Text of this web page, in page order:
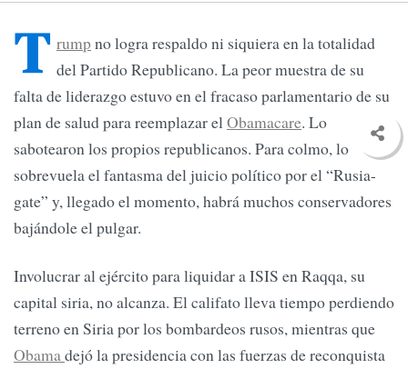
T rumpno logra respaldo ni siquiera en la totalidad
del Partido Republicano. La peor muestra de su
falta de liderazgo estuvo en el fracaso parlamentario de su
plan de salud para reemplazar elObamacare. Lo
sabotearon los propios republicanos. Para colmo, lo
sobrevuela el fantasma del juicio político por el “Rusia-
gate” y, llegado el momento, habrá muchos conservadores
bajándole el pulgar.
Involucrar al ejército para liquidar a ISIS en Raqqa, su
capital siria, no alcanza. El califato lleva tiempo perdiendo
terreno en Siria por los bombardeos rusos, mientras que
Obamadejó la presidencia con las fuerzas de reconquista